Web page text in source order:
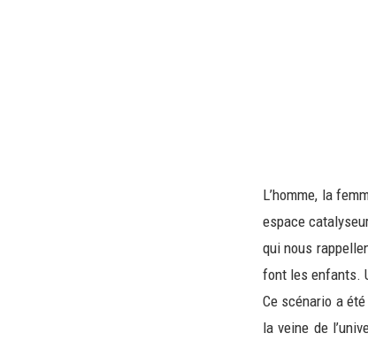
L’homme, la
espace
qui nous
font les enfants.
Ce scénario a
la veine de